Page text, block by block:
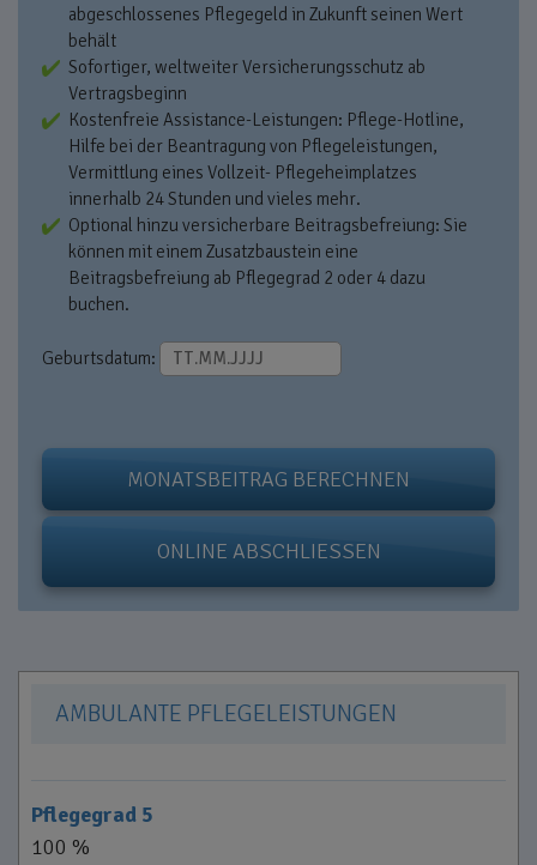
abgeschlossenes Pflegegeld in Zukunft seinen Wert
behält
Sofortiger, weltweiter Versicherungs­schutz ab
Vertragsbeginn
Kostenfreie Assistance-Leistungen: Pflege-Hotline,
Hilfe bei der Beantragung von Pflegeleistungen,
Vermittlung eines Vollzeit- Pflegeheimplatzes
innerhalb 24 Stunden und vieles mehr.
Optional hinzu versicherbare Beitragsbefreiung: Sie
können mit einem Zusatzbaustein eine
Beitragsbefreiung ab Pflegegrad 2 oder 4 dazu
buchen.
Geburtsdatum:
MONATSBEITRAG BERECHNEN
ONLINE ABSCHLIESSEN
AMBULANTE PFLEGELEISTUNGEN
Pflegegrad 5
100 %